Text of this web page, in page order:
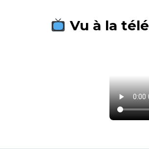
Vu à la télé